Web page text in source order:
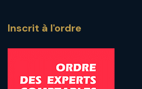
Inscrit à l'ordre